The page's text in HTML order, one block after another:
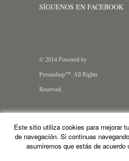
Este sitio utiliza cookies para mejorar
de navegación. Si continuas
asumiremos que estás de acuerdo
SÍGUENOS EN FACEBOOK
© 2014 Powered by
Prestashop™. All Rights
Reserved.